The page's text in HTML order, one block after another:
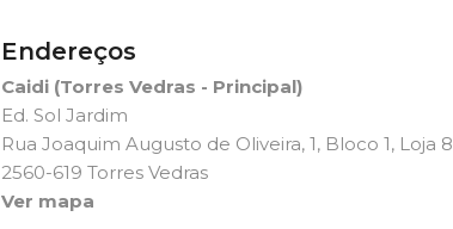
Endereços
Caidi (Torres Vedras - Principal)
Ed. Sol Jardim
Rua Joaquim Augusto de Oliveira, 1, Bloco 1, Loja 8
2560-619 Torres Vedras
Ver mapa